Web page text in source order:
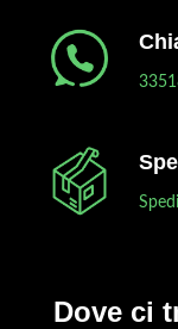
Dove ci